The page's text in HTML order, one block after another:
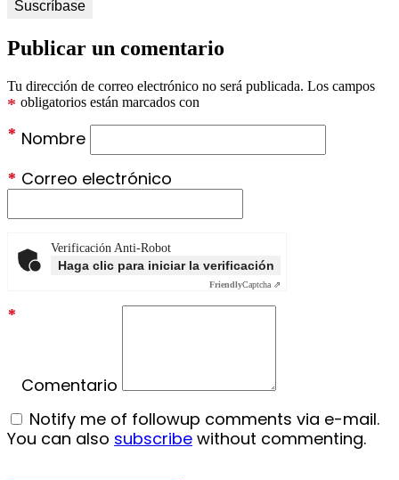
Publicar un comentario
Tu dirección de correo electrónico no será publicada. Los campos
obligatorios están marcados con
*
Nombre
*
Correo electrónico
*
Verificación Anti-Robot
Haga clic para iniciar la verificación
FriendlyCaptcha ⇗
Comentario
*
Notify me of followup comments via e-mail.
You can also subscribe without commenting.